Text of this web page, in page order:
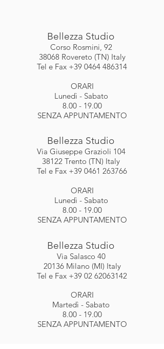
Bellezza Studio
Corso Rosmini, 92
38068 Rovereto (TN) Italy
Tel e Fax +39 0464 486314
ORARI
Lunedì - Sabato
8.00 - 19.00
SENZA APPUNTAMENTO
Bellezza Studio
Via Giuseppe Grazioli 104
38122 Trento (TN) Italy
Tel e Fax +39 0461 263766
ORARI
Lunedì - Sabato
8.00 - 19.00
SENZA APPUNTAMENTO
Bellezza Studio
Via Salasco 40
20136 Milano (MI) Italy
Tel e Fax +39 02 62063142
ORARI
Martedì - Sabato
8.00 - 19.00
SENZA APPUNTAMENTO